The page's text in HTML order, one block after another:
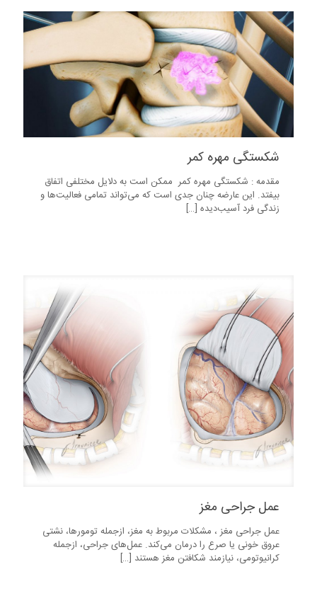
شکستگی مهره کمر
مقدمه : شکستگی مهره کمر ‏ ممکن است به دلایل مختلفی اتفاق
بیفتد. این عارضه چنان جدی است که می‌تواند تمامی فعالیت‌ها و
زندگی فرد آسیب‌دیده […]
عمل جراحی مغز
عمل جراحی مغز ، مشکلات مربوط به مغز، ازجمله تومورها، نشتی
عروق خونی یا صرع را درمان می‌کند. عمل‌های جراحی، ازجمله
کرانیوتومی، نیازمند شکافتن مغز هستند […]